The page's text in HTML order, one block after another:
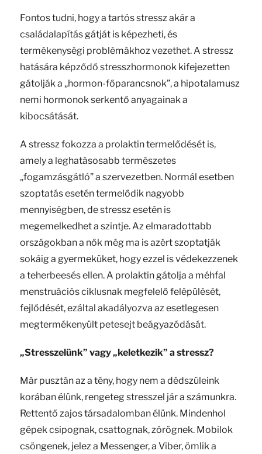
Fontos tudni, hogy a tartós stressz akár a
családalapítás gátját is képezheti, és
termékenységi problémákhoz vezethet. A stressz
hatására képződő stresszhormonok kifejezetten
gátolják a „hormon-főparancsnok”, a hipotalamusz
nemi hormonok serkentő anyagainak a
kibocsátását.
A stressz fokozza a prolaktin termelődését is,
amely a leghatásosabb természetes
„fogamzásgátló” a szervezetben. Normál esetben
szoptatás esetén termelődik nagyobb
mennyiségben, de stressz esetén is
megemelkedhet a szintje. Az elmaradottabb
országokban a nők még ma is azért szoptatják
sokáig a gyermeküket, hogy ezzel is védekezzenek
a teherbeesés ellen. A prolaktin gátolja a méhfal
menstruációs ciklusnak megfelelő felépülését,
fejlődését, ezáltal akadályozva az esetlegesen
megtermékenyült petesejt beágyazódását.
„Stresszelünk” vagy „keletkezik” a stressz?
Már pusztán az a tény, hogy nem a dédszüleink
korában élünk, rengeteg stresszel jár a számunkra.
Rettentő zajos társadalomban élünk. Mindenhol
gépek csipognak, csattognak, zörögnek. Mobilok
csöngenek, jelez a Messenger, a Viber, ömlik a